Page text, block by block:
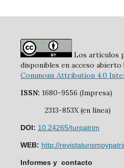
Los artículos
disponibles en acceso abierto
Commons Attribution 4.0
ISSN: 1680-9556 (Impresa)
2313-853X (en línea)
DOI: 10.24265/turpatrim
WEB: http://
Informes y contacto